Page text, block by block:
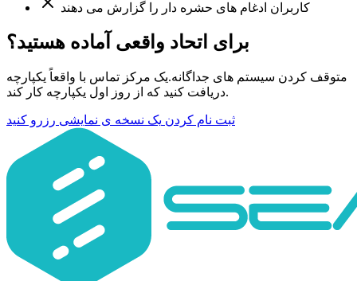
کاربران ادغام های حشره دار را گزارش می دهند
برای اتحاد واقعی آماده هستید؟
متوقف کردن سیستم های جداگانه.یک مرکز تماس با واقعاً یکپارچه
دریافت کنید که از روز اول یکپارچه کار کند.
ثبت نام کردن یک نسخه ی نمایشی رزرو کنید